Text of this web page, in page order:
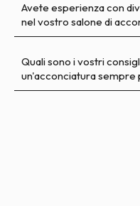
Avete esperienza con
nel vostro salone di
Quali sono i vostri
un'acconciatura sempre